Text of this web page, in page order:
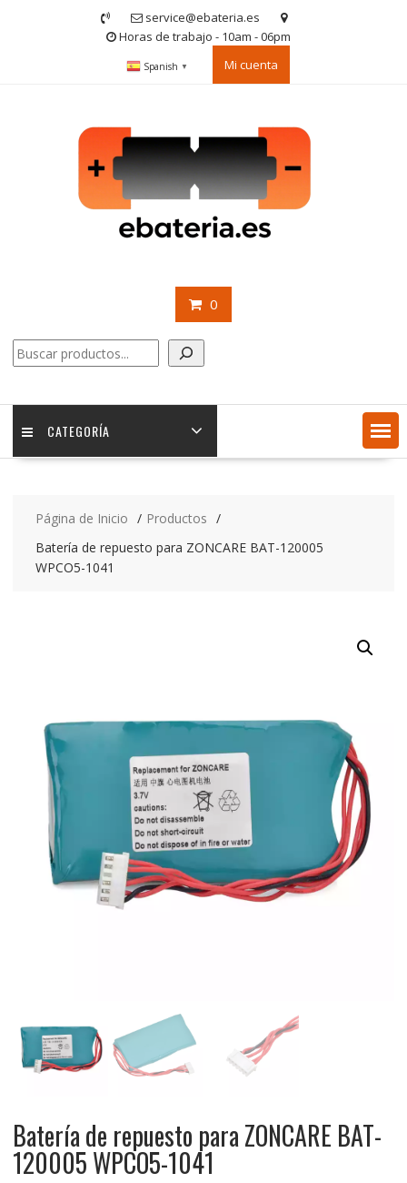
service@ebateria.es
Horas de trabajo - 10am - 06pm
Spanish ▼ Mi cuenta
0
Buscar
CATEGORÍA
Página de Inicio
Productos
Batería de repuesto para ZONCARE BAT-120005
WPCO5-1041
Batería de repuesto para ZONCARE BAT-
120005 WPCO5-1041